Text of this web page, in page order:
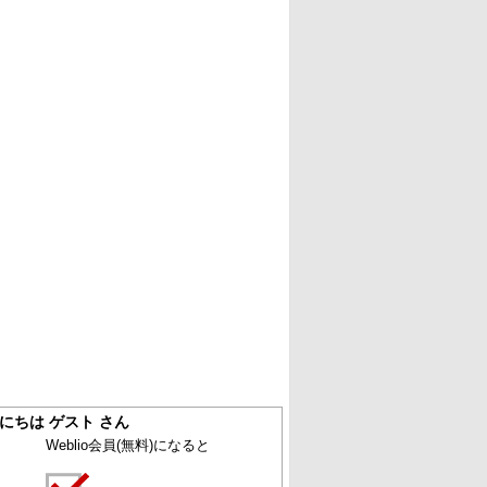
ちは ゲスト さん
Weblio会員(無料)になると